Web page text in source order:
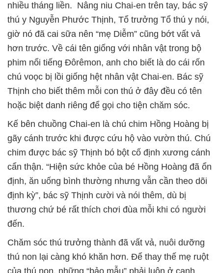
nhiều tháng liền. Nâng niu Chai-en trên tay, bác sỹ
thú y Nguyễn Phước Thịnh, Tổ trưởng Tổ thú y nói,
giờ nó đã cai sữa nên “mẹ Diễm” cũng bớt vất vả
hơn trước. Về cái tên giống với nhân vật trong bộ
phim nổi tiếng Đôrêmon, anh cho biết là do cái rốn
chú voọc bị lồi giống hệt nhân vật Chai-en. Bác sỹ
Thịnh cho biết thêm mỗi con thú ở đây đều có tên
hoặc biệt danh riêng để gọi cho tiện chăm sóc.
Kế bên chuồng Chai-en là chú chim Hồng Hoàng bị
gãy cánh trước khi được cứu hộ vào vườn thú. Chú
chim được bác sỹ Thịnh bó bột cố định xương cánh
cẩn thận. “Hiện sức khỏe của bé Hồng Hoàng đã ổn
định, ăn uống bình thường nhưng vẫn cần theo dõi
định kỳ”, bác sỹ Thịnh cười và nói thêm, dù bị
thương chứ bé rất thích chơi đùa mỗi khi có người
đến.
Chăm sóc thú trưởng thành đã vất vả, nuôi dưỡng
thú non lại càng khó khăn hơn. Để thay thế mẹ ruột
của thú non, những “bảo mẫu” phải luôn ở cạnh